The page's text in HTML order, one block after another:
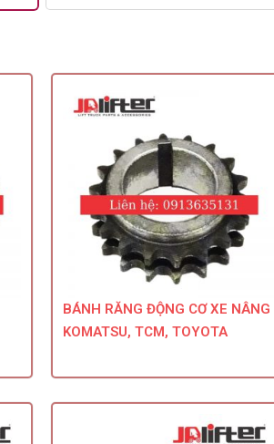
BÁNH RĂNG ĐỘNG CƠ XE NÂNG
KOMATSU, TCM, TOYOTA